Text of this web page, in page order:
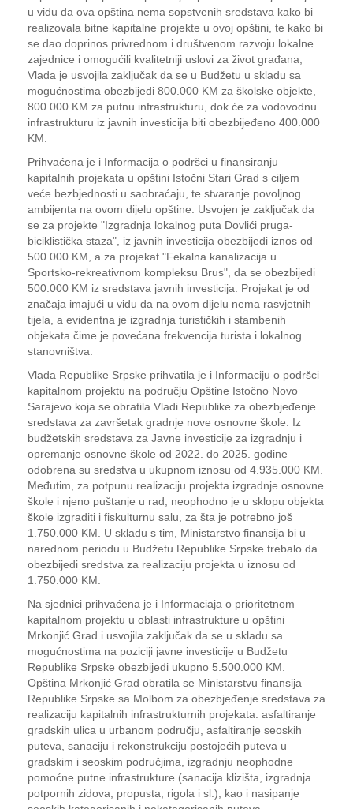
u vidu da ova opština nema sopstvenih sredstava kako bi
realizovala bitne kapitalne projekte u ovoj opštini, te kako bi
se dao doprinos privrednom i društvenom razvoju lokalne
zajednice i omogućili kvalitetniji uslovi za život građana,
Vlada je usvojila zaključak da se u Budžetu u skladu sa
mogućnostima obezbijedi 800.000 KM za školske objekte,
800.000 KM za putnu infrastrukturu, dok će za vodovodnu
infrastrukturu iz javnih investicija biti obezbijeđeno 400.000
KM.
Prihvaćena je i Informacija o podršci u finansiranju
kapitalnih projekata u opštini Istočni Stari Grad s ciljem
veće bezbjednosti u saobraćaju, te stvaranje povoljnog
ambijenta na ovom dijelu opštine. Usvojen je zaključak da
se za projekte "Izgradnja lokalnog puta Dovlići pruga-
biciklistička staza", iz javnih investicija obezbijedi iznos od
500.000 KM, a za projekat "Fekalna kanalizacija u
Sportsko-rekreativnom kompleksu Brus", da se obezbijedi
500.000 KM iz sredstava javnih investicija. Projekat je od
značaja imajući u vidu da na ovom dijelu nema rasvjetnih
tijela, a evidentna je izgradnja turističkih i stambenih
objekata čime je povećana frekvencija turista i lokalnog
stanovništva.
Vlada Republike Srpske prihvatila je i Informaciju o podršci
kapitalnom projektu na području Opštine Istočno Novo
Sarajevo koja se obratila Vladi Republike za obezbjeđenje
sredstava za završetak gradnje nove osnovne škole. Iz
budžetskih sredstava za Javne investicije za izgradnju i
opremanje osnovne škole od 2022. do 2025. godine
odobrena su sredstva u ukupnom iznosu od 4.935.000 KM.
Međutim, za potpunu realizaciju projekta izgradnje osnovne
škole i njeno puštanje u rad, neophodno je u sklopu objekta
škole izgraditi i fiskulturnu salu, za šta je potrebno još
1.750.000 KM. U skladu s tim, Ministarstvo finansija bi u
narednom periodu u Budžetu Republike Srpske trebalo da
obezbijedi sredstva za realizaciju projekta u iznosu od
1.750.000 KM.
Na sjednici prihvaćena je i Informaciaja o prioritetnom
kapitalnom projektu u oblasti infrastrukture u opštini
Mrkonjić Grad i usvojila zaključak da se u skladu sa
mogućnostima na poziciji javne investicije u Budžetu
Republike Srpske obezbijedi ukupno 5.500.000 KM.
Opština Mrkonjić Grad obratila se Ministarstvu finansija
Republike Srpske sa Molbom za obezbjeđenje sredstava za
realizaciju kapitalnih infrastrukturnih projekata: asfaltiranje
gradskih ulica u urbanom području, asfaltiranje seoskih
puteva, sanaciju i rekonstrukciju postojećih puteva u
gradskim i seoskim područjima, izgradnju neophodne
pomoćne putne infrastrukture (sanacija klizišta, izgradnja
potpornih zidova, propusta, rigola i sl.), kao i nasipanje